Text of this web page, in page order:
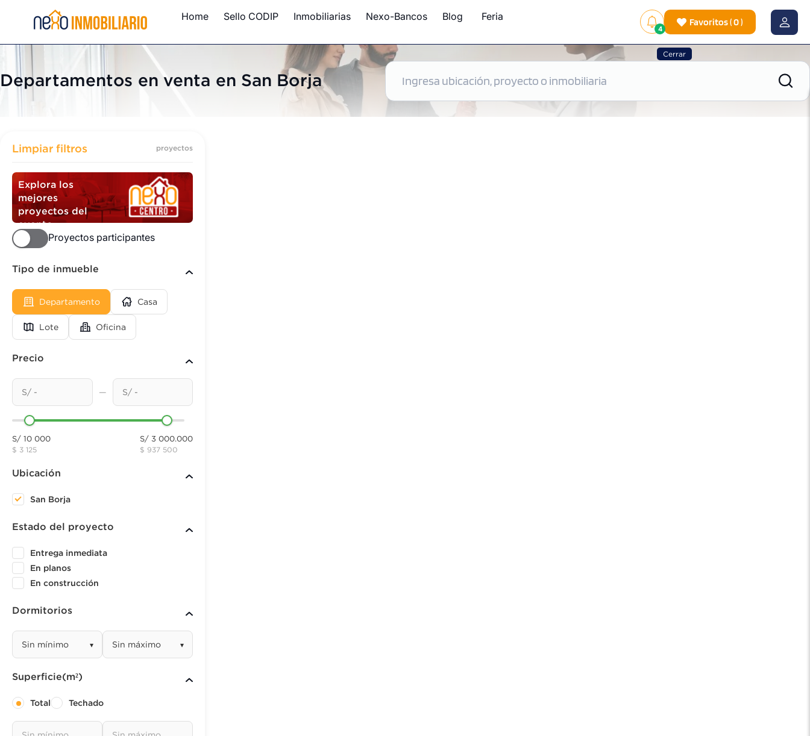
Home Sello CODIP Inmobiliarias Nexo-Bancos Blog Feria
4
Favoritos(0)
Cerrar
Departamentos en venta en San Borja
Limpiar filtros proyectos
Explora los
mejores
proyectos del
evento
Proyectos participantes
Tipo de inmueble
Departamento Casa
Lote Oficina
Precio
—
S/ 10 000
$ 3 125
S/ 3 000.000
$ 937 500
Ubicación
San Borja
Estado del proyecto
Entrega inmediata
En planos
En construcción
Dormitorios
▾ ▾
Superficie(m²)
Total Techado